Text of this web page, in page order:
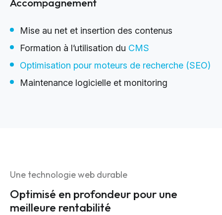
Mise au net et insertion des contenus
Formation à l’utilisation du CMS
Optimisation pour moteurs de recherche (SEO)
Maintenance logicielle et monitoring
Une technologie web durable
Optimisé en profondeur pour une
meilleure rentabilité